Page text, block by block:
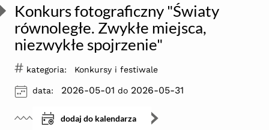
Konkurs fotograficzny "Światy
równoległe. Zwykłe miejsca,
niezwykłe spojrzenie"
dodaj do kalendarza
# kategoria: Konkursy i festiwale
ikona
data: 2026-05-01 do 2026-05-31